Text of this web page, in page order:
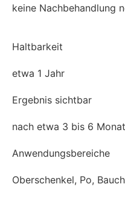
keine Nachbehandlung
Haltbarkeit
etwa 1 Jahr
Ergebnis sichtbar
nach etwa 3 bis 6
Anwendungsbereiche
Oberschenkel, Po,